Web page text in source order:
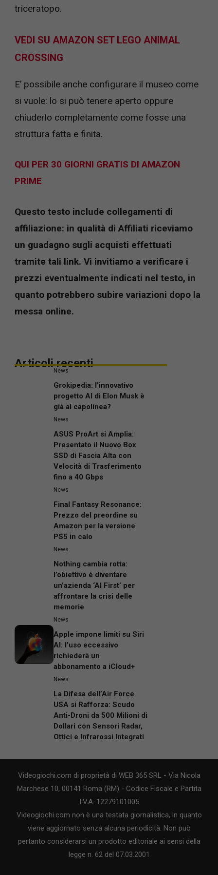
triceratopo.
VEDI SU AMAZON SET LEGO ANIMAL
CROSSING
E’ possibile anche configurare il museo come
si vuole: lo si può tenere aperto oppure
chiuderlo completamente come fosse una
struttura fatta e finita.
QUI PER 30 GIORNI GRATIS DI AMAZON
PRIME
Questo testo include collegamenti di
affiliazione: in qualità di Affiliati riceviamo
un guadagno sugli acquisti effettuati
tramite tali link. Vi invitiamo a verificare i
prezzi eventualmente indicati nel testo, in
quanto potrebbero subire variazioni dopo la
messa online.
Articoli recenti
News
Grokipedia: l’innovativo
progetto AI di Elon Musk è
già al capolinea?
News
ASUS ProArt si Amplia:
Presentato il Nuovo Box
SSD di Fascia Alta con
Velocità di Trasferimento
fino a 40 Gbps
News
Final Fantasy Resonance:
Prezzo del preordine su
Amazon per la versione
PS5 in calo
News
Nothing cambia rotta:
l’obiettivo è diventare
un’azienda ‘AI First’ per
affrontare la crisi delle
memorie
News
Apple impone limiti su Siri
AI: l’uso eccessivo
richiederà un
abbonamento a iCloud+
News
La Difesa dell’Air Force
USA si Rafforza: Scudo
Anti-Droni da 500 Milioni di
Dollari con Sensori Radar,
Ottici e Infrarossi Integrati
Videogiochi.com di proprietà di WEB 365 SRL - Via Nicola
Marchese 10, 00141 Roma (RM) - Codice Fiscale e Partita
I.V.A. 12279101005
Videogiochi.com non è una testata giornalistica, in quanto
viene aggiornato senza alcuna periodicità. Non può
pertanto considerarsi un prodotto editoriale ai sensi della
legge n. 62 del 07.03.2001